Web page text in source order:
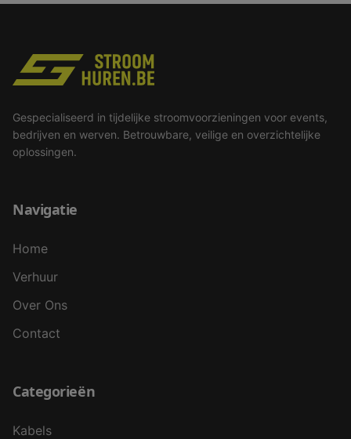
Gespecialiseerd in tijdelijke stroomvoorzieningen voor events,
bedrijven en werven. Betrouwbare, veilige en overzichtelijke
oplossingen.
Navigatie
Home
Verhuur
Over Ons
Contact
Categorieën
Kabels